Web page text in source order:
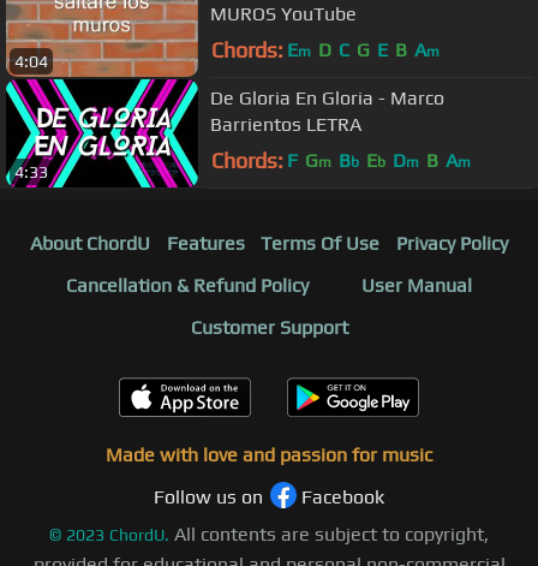
4:04
MUROS YouTube
Chords: Em D C G E B Am
4:33
De Gloria En Gloria - Marco
Barrientos LETRA
Chords: F Gm Bb Eb Dm B Am
About ChordU Features Terms Of Use
Privacy Policy
Cancellation & Refund Policy
User Manual
Customer Support
Made with love and passion for music
Follow us on
Facebook
© 2023 ChordU. All contents are subject to copyright,